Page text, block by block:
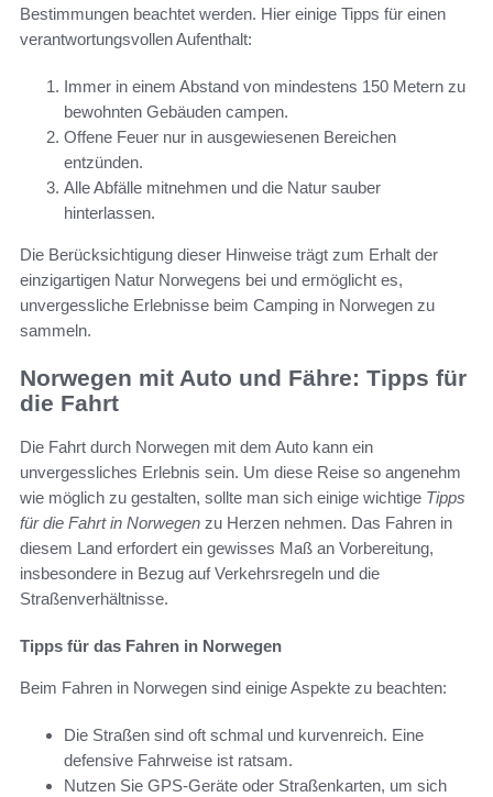
Bestimmungen beachtet werden. Hier einige Tipps für einen
verantwortungsvollen Aufenthalt:
Immer in einem Abstand von mindestens 150 Metern zu
bewohnten Gebäuden campen.
Offene Feuer nur in ausgewiesenen Bereichen
entzünden.
Alle Abfälle mitnehmen und die Natur sauber
hinterlassen.
Die Berücksichtigung dieser Hinweise trägt zum Erhalt der
einzigartigen Natur Norwegens bei und ermöglicht es,
unvergessliche Erlebnisse beim Camping in Norwegen zu
sammeln.
Norwegen mit Auto und Fähre: Tipps für
die Fahrt
Die Fahrt durch Norwegen mit dem Auto kann ein
unvergessliches Erlebnis sein. Um diese Reise so angenehm
wie möglich zu gestalten, sollte man sich einige wichtige Tipps
für die Fahrt in Norwegen zu Herzen nehmen. Das Fahren in
diesem Land erfordert ein gewisses Maß an Vorbereitung,
insbesondere in Bezug auf Verkehrsregeln und die
Straßenverhältnisse.
Tipps für das Fahren in Norwegen
Beim Fahren in Norwegen sind einige Aspekte zu beachten:
Die Straßen sind oft schmal und kurvenreich. Eine
defensive Fahrweise ist ratsam.
Nutzen Sie GPS-Geräte oder Straßenkarten, um sich